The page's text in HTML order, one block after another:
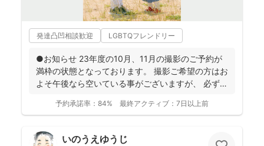
発達凸凹相談歓迎 LGBTQフレンドリー
●お知らせ 23年度の10月、11月の撮影のご予約が
満枠の状態となっております。 撮影ご希望の方はお
よそ午後なら空いている事がございますが、 必ず
予約承諾率： 84% 最終アクティブ： 7日以上前
いのうえゆうじ